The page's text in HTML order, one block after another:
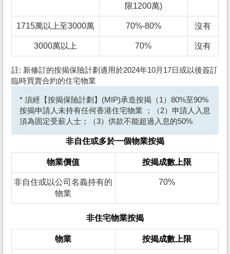
限1200萬)
1715萬以上至3000萬 70%-80% 沒有
3000萬以上 70% 沒有
註: 新修訂的按揭保險計劃適用於2024年10月17日或以後簽訂
臨時買賣合約的住宅物業
* 須經【按揭保險計劃】(MIP)承造按揭（1）80%至90%
按揭申請人未持有任何香港住宅物業 ；（2）申請人入息
須為固定受薪人士；（3）供款不能超過入息的50%
非自住或多於一個物業按揭
物業價值 按揭成數上限
非自住或以公司名義持有的
物業
70%
非住宅物業按揭
物業 按揭成數上限